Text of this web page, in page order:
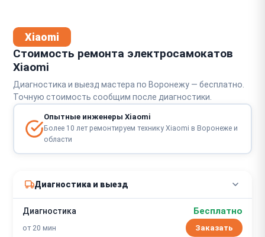
Xiaomi
Стоимость ремонта электросамокатов
Xiaomi
Диагностика и выезд мастера по Воронежу — бесплатно.
Точную стоимость сообщим после диагностики.
Опытные инженеры Xiaomi
Более 10 лет ремонтируем технику Xiaomi в Воронеже и
области
Диагностика и выезд
Диагностика
от 20 мин
Бесплатно
Заказать